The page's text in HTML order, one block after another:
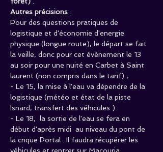
Autres précisions :
Pour des questions pratiques de
logistique et d'économie d'energie
physique (longue route), le départ se fait
la veille, donc pour cet évènement le 13
au soir pour une nuité en Carbet à Saint
laurent (non compris dans le tarif) ,
- Le 15, la mise à l'eau va dépendre de la
logistique (météo et état de la piste
Isnard, transfert des véhicules ) .
- Le 18,  la sortie de l'eau se fera en
début d'après midi  au niveau du pont de
la crique Portal . Il faudra récupérer les